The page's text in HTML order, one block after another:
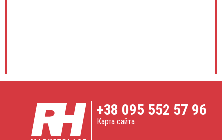
+38 095 552 57 96
Карта сайта